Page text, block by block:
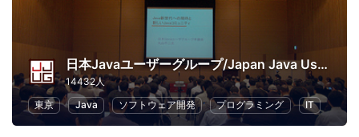
日本Javaユーザーグループ/Japan Java User Group
14432人
東京
Java ソフトウェア開発 プログラミング IT